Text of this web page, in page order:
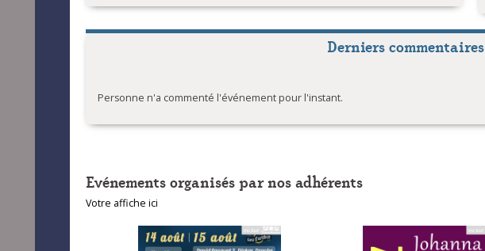
Derniers commentaires
Personne n'a commenté l'événement pour l'instant.
Evénements organisés par nos adhérents
Votre affiche ici